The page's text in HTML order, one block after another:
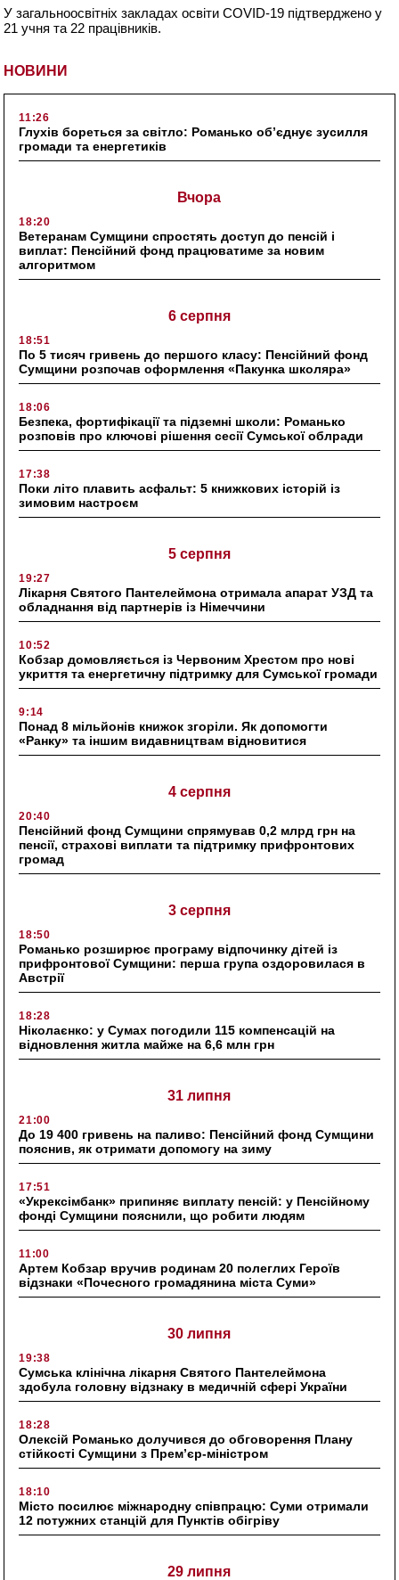
НОВИНИ
11:26
Глухів бореться за світло: Романько об’єднує зусилля
громади та енергетиків
Вчора
18:20
Ветеранам Сумщини спростять доступ до пенсій і
виплат: Пенсійний фонд працюватиме за новим
алгоритмом
6 серпня
18:51
По 5 тисяч гривень до першого класу: Пенсійний фонд
Сумщини розпочав оформлення «Пакунка школяра»
18:06
Безпека, фортифікації та підземні школи: Романько
розповів про ключові рішення сесії Сумської облради
17:38
Поки літо плавить асфальт: 5 книжкових історій із
зимовим настроєм
5 серпня
19:27
Лікарня Святого Пантелеймона отримала апарат УЗД та
обладнання від партнерів із Німеччини
10:52
Кобзар домовляється із Червоним Хрестом про нові
укриття та енергетичну підтримку для Сумської громади
9:14
Понад 8 мільйонів книжок згоріли. Як допомогти
«Ранку» та іншим видавництвам відновитися
4 серпня
20:40
Пенсійний фонд Сумщини спрямував 0,2 млрд грн на
пенсії, страхові виплати та підтримку прифронтових
громад
3 серпня
18:50
Романько розширює програму відпочинку дітей із
прифронтової Сумщини: перша група оздоровилася в
Австрії
18:28
Ніколаєнко: у Сумах погодили 115 компенсацій на
відновлення житла майже на 6,6 млн грн
31 липня
21:00
До 19 400 гривень на паливо: Пенсійний фонд Сумщини
пояснив, як отримати допомогу на зиму
17:51
«Укрексімбанк» припиняє виплату пенсій: у Пенсійному
фонді Сумщини пояснили, що робити людям
11:00
Артем Кобзар вручив родинам 20 полеглих Героїв
відзнаки «Почесного громадянина міста Суми»
30 липня
19:38
Сумська клінічна лікарня Святого Пантелеймона
здобула головну відзнаку в медичній сфері України
18:28
Олексій Романько долучився до обговорення Плану
стійкості Сумщини з Прем’єр-міністром
18:10
Місто посилює міжнародну співпрацю: Суми отримали
12 потужних станцій для Пунктів обігріву
29 липня
У загальноосвітніх закладах освіти COVID-19 підтверджено у
21 учня та 22 працівників.